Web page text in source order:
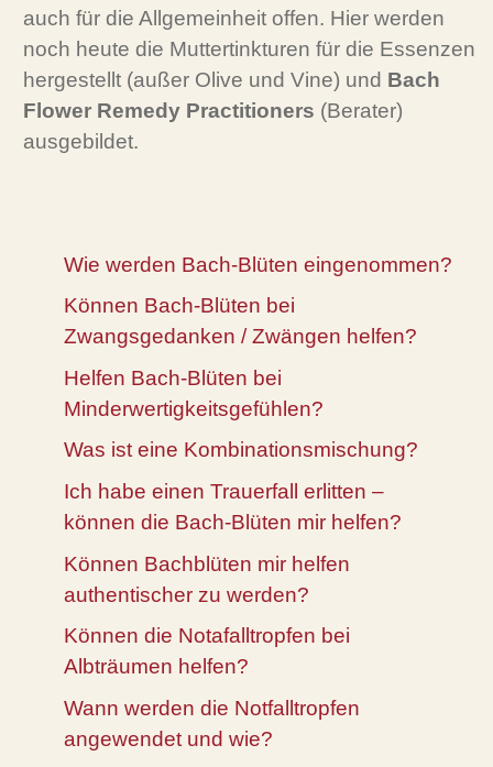
auch für die Allgemeinheit offen. Hier werden
noch heute die Muttertinkturen für die Essenzen
hergestellt (außer Olive und Vine) und Bach
Flower Remedy Practitioners (Berater)
ausgebildet.
Wie werden Bach-Blüten eingenommen?
Können Bach-Blüten bei
Zwangsgedanken / Zwängen helfen?
Helfen Bach-Blüten bei
Minderwertigkeitsgefühlen?
Was ist eine Kombinationsmischung?
Ich habe einen Trauerfall erlitten –
können die Bach-Blüten mir helfen?
Können Bachblüten mir helfen
authentischer zu werden?
Können die Notafalltropfen bei
Albträumen helfen?
Wann werden die Notfalltropfen
angewendet und wie?